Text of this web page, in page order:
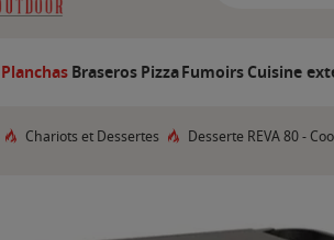
PlanchasBraserosPizzaFumoirsCuisine
Chariots et Dessertes Desserte REVA 80 -